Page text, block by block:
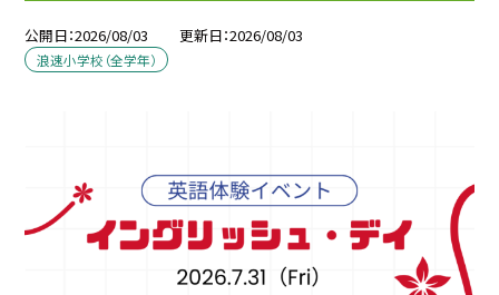
公開日 2026/08/03 更新日 2026/08/03
浪速小学校（全学年）